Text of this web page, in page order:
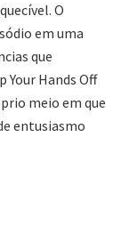
O
em uma
que
Your Hands Off
meio em que
entusiasmo